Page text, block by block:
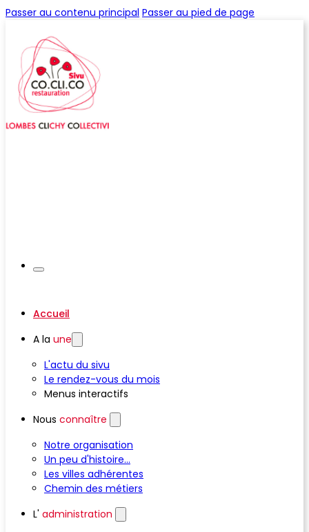
Passer au contenu principal Passer au pied de page
Accueil
A la une
L'actu du sivu
Le rendez-vous du mois
Menus interactifs
Nous connaître
Notre organisation
Un peu d'histoire...
Les villes adhérentes
Chemin des métiers
L' administration